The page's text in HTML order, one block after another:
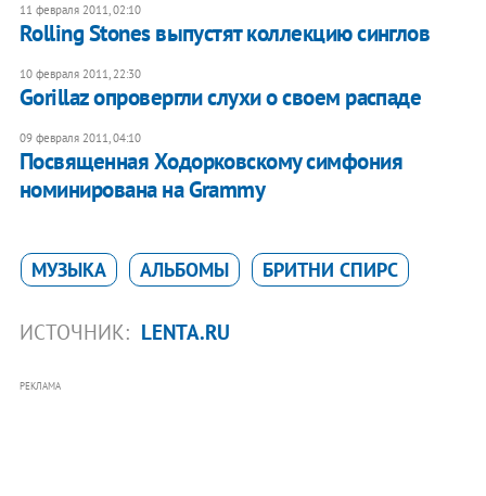
11 февраля 2011, 02:10
Rolling Stones выпустят коллекцию синглов
10 февраля 2011, 22:30
Gorillaz опровергли слухи о своем распаде
09 февраля 2011, 04:10
Посвященная Ходорковскому симфония
номинирована на Grammy
МУЗЫКА АЛЬБОМЫ БРИТНИ СПИРС
ИСТОЧНИК: LENTA.RU
РЕКЛАМА